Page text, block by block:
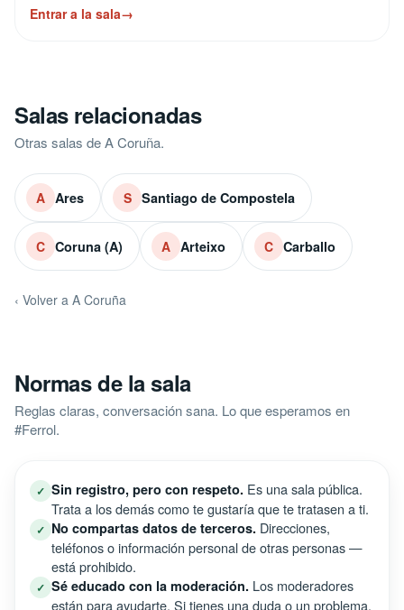
Entrar a la sala→
Salas relacionadas
Otras salas de A Coruña.
A Ares S Santiago de Compostela
C Coruna (A) A Arteixo C Carballo
‹ Volver a A Coruña
Normas de la sala
Reglas claras, conversación sana. Lo que esperamos en
#Ferrol.
✓ Sin registro, pero con respeto. Es una sala pública.
Trata a los demás como te gustaría que te tratasen a ti.
✓ No compartas datos de terceros. Direcciones,
teléfonos o información personal de otras personas —
está prohibido.
✓ Sé educado con la moderación. Los moderadores
están para ayudarte. Si tienes una duda o un problema,